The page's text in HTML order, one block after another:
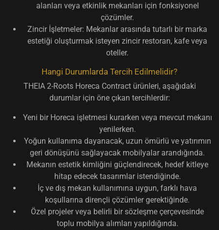
alanları veya etkinlik mekanları için fonksiyonel
çözümler.
Zincir İşletmeler: Mekanlar arasında tutarlı bir marka
estetiği oluşturmak isteyen zincir restoran, kafe veya
oteller.
Hangi Durumlarda Tercih Edilmelidir?
THEIA 2-Roots Horeca Contract ürünleri, aşağıdaki
durumlar için öne çıkan tercihlerdir:
Yeni bir Horeca işletmesi kurarken veya mevcut mekanı
yenilerken.
Yoğun kullanıma dayanacak, uzun ömürlü ve yatırımın
geri dönüşünü sağlayacak mobilyalar arandığında.
Mekanın estetik kimliğini güçlendirecek, hedef kitleye
hitap edecek tasarımlar istendiğinde.
İç ve dış mekan kullanımına uygun, farklı hava
koşullarına dirençli çözümler gerektiğinde.
Özel projeler veya belirli bir sözleşme çerçevesinde
toplu mobilya alımları yapıldığında.